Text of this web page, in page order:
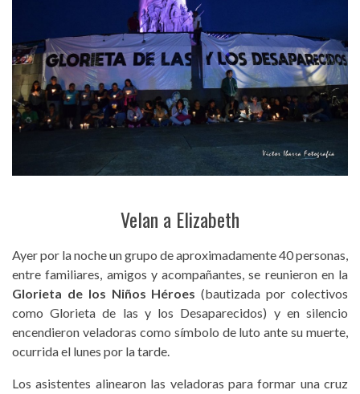
Velan a Elizabeth
Ayer por la noche un grupo de aproximadamente 40 personas,
entre familiares, amigos y acompañantes, se reunieron en la
Glorieta de los Niños Héroes (bautizada por colectivos
como Glorieta de las y los Desaparecidos) y en silencio
encendieron veladoras como símbolo de luto ante su muerte,
ocurrida el lunes por la tarde.
Los asistentes alinearon las veladoras para formar una cruz